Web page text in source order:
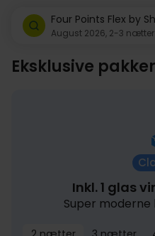
Four Points Flex by
August 2026, 2-3
Eksklusive pakker
Inkl. 1 glas
Super moderne